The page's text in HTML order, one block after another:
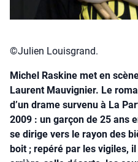
©Julien Louisgrand.
Michel Raskine met en
Laurent Mauvignier. Le
d’un drame survenu à La
2009 : un garçon de 25 ans
se dirige vers le rayon des
boit ; repéré par les vigiles,